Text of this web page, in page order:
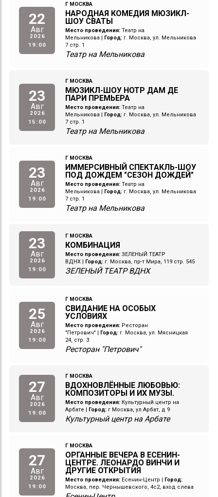
22
Авг
2026
19:00
Г МОСКВА
НАРОДНАЯ КОМЕДИЯ МЮЗИКЛ-
ШОУ СВАТЫ
Место проведения: Театр на
Мельникова | Город: г. Москва, ул. Мельникова
7 стр. 1
Театр на Мельникова
23
Авг
2026
15:00
Г МОСКВА
МЮЗИКЛ-ШОУ НОТР ДАМ ДЕ
ПАРИ ПРЕМЬЕРА
Место проведения: Театр на
Мельникова | Город: г. Москва, ул. Мельникова
7 стр. 1
Театр на Мельникова
23
Авг
2026
19:00
Г МОСКВА
ИММЕРСИВНЫЙ СПЕКТАКЛЬ-ШОУ
ПОД ДОЖДЕМ "СЕЗОН ДОЖДЕЙ"
Место проведения: Театр на
Мельникова | Город: г. Москва, ул. Мельникова
7 стр. 1
Театр на Мельникова
23
Авг
2026
19:00
Г МОСКВА
КОМБИНАЦИЯ
Место проведения: ЗЕЛЕНЫЙ ТЕАТР
ВДНХ
Город: г. Москва, пр-т Мира, 119 стр. 545
ЗЕЛЕНЫЙ ТЕАТР ВДНХ
25
Авг
2026
19:00
Г МОСКВА
СВИДАНИЕ НА ОСОБЫХ
УСЛОВИЯХ
Место проведения: Ресторан
"Петрович" | Город: г. Москва, ул. Мясницкая
24, стр. 3
Ресторан "Петрович"
27
Авг
2026
19:00
Г МОСКВА
ВДОХНОВЛЁННЫЕ ЛЮБОВЬЮ:
КОМПОЗИТОРЫ И ИХ МУЗЫ.
Место проведения: Культурный центр на
Арбате | Город: г Москва, ул Арбат, д 9
Культурный центр на Арбате
27
Авг
2026
19:00
Г МОСКВА
ОРГАННЫЕ ВЕЧЕРА В ЕСЕНИН-
ЦЕНТРЕ. ЛЕОНАРДО ВИНЧИ И
ДРУГИЕ ОТКРЫТИЯ
Место проведения: Есенин-Центр | Город:
Москва, пер. Чернышевского, 4с2, вход слева